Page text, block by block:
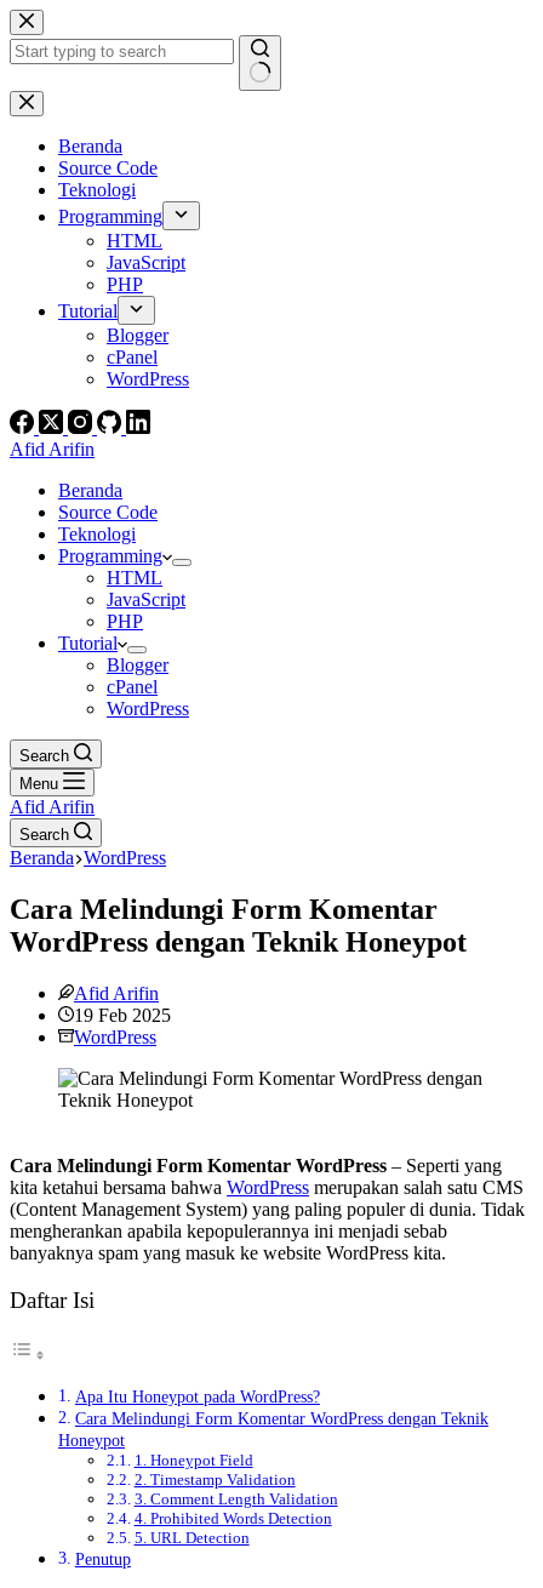
Skip
to
content
No
results
Beranda
Source Code
Teknologi
Programming
HTML
JavaScript
PHP
Tutorial
Blogger
cPanel
WordPress
Afid Arifin
Beranda
Source Code
Teknologi
Programming
HTML
JavaScript
PHP
Tutorial
Blogger
cPanel
WordPress
Search
Menu
Afid Arifin
Search
Beranda WordPress
Cara Melindungi Form Komentar
WordPress dengan Teknik Honeypot
Afid Arifin
19 Feb 2025
WordPress
Cara Melindungi Form Komentar WordPress – Seperti yang
kita ketahui bersama bahwa WordPress merupakan salah satu CMS
(Content Management System) yang paling populer di dunia. Tidak
mengherankan apabila kepopulerannya ini menjadi sebab
banyaknya spam yang masuk ke website WordPress kita.
Daftar Isi
Apa Itu Honeypot pada WordPress?
Cara Melindungi Form Komentar WordPress dengan Teknik
Honeypot
1. Honeypot Field
2. Timestamp Validation
3. Comment Length Validation
4. Prohibited Words Detection
5. URL Detection
Penutup